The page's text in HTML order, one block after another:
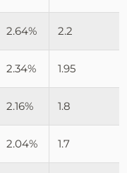
2.64% 2.2
2.34% 1.95
2.16% 1.8
2.04% 1.7